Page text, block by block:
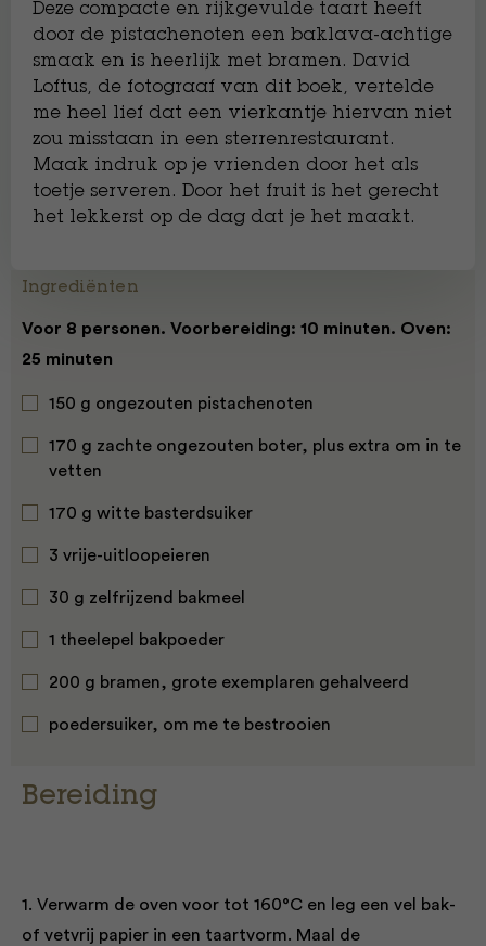
Deze compacte en rijkgevulde taart heeft
door de pistachenoten een baklava-achtige
smaak en is heerlijk met bramen. David
Loftus, de fotograaf van dit boek, vertelde
me heel lief dat een vierkantje hiervan niet
zou misstaan in een sterrenrestaurant.
Maak indruk op je vrienden door het als
toetje serveren. Door het fruit is het gerecht
het lekkerst op de dag dat je het maakt.
Ingrediënten
Voor 8 personen. Voorbereiding: 10 minuten. Oven:
25 minuten
150 g ongezouten pistachenoten
170 g zachte ongezouten boter, plus extra om in te
vetten
170 g witte basterdsuiker
3 vrije-uitloopeieren
30 g zelfrijzend bakmeel
1 theelepel bakpoeder
200 g bramen, grote exemplaren gehalveerd
poedersuiker, om me te bestrooien
Bereiding
1. Verwarm de oven voor tot 160°C en leg een vel bak-
of vetvrij papier in een taartvorm. Maal de